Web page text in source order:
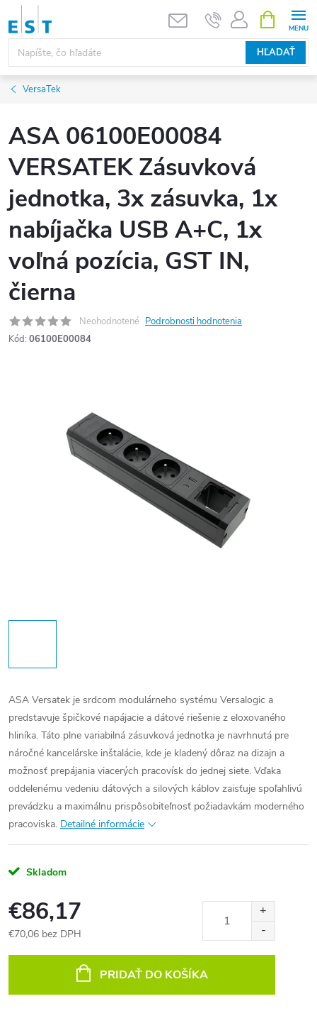
Prejsť
obsah
HĽADAŤ
KOŠÍK
VersaTek
ASA 06100E00084
VERSATEK Zásuvková
jednotka, 3x zásuvka, 1x
nabíjačka USB A+C, 1x
voľná pozícia, GST IN,
čierna
Neohodnotené Podrobnosti hodnotenia
Kód: 06100E00084
ASA Versatek je srdcom modulárneho systému Versalogic a
predstavuje špičkové napájacie a dátové riešenie z eloxovaného
hliníka. Táto plne variabilná zásuvková jednotka je navrhnutá pre
náročné kancelárske inštalácie, kde je kladený dôraz na dizajn a
možnosť prepájania viacerých pracovísk do jednej siete. Vďaka
oddelenému vedeniu dátových a silových káblov zaisťuje spoľahlivú
prevádzku a maximálnu prispôsobiteľnosť požiadavkám moderného
pracoviska. Detailné informácie
Skladom
€86,17
€70,06 bez DPH
PRIDAŤ DO KOŠÍKA